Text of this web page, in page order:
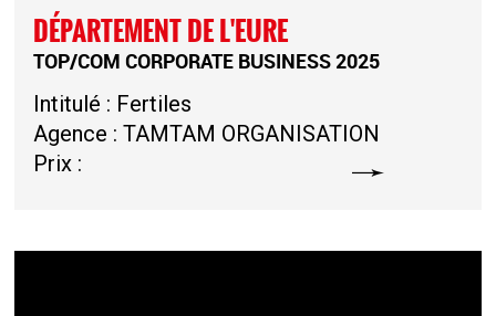
DÉPARTEMENT DE L'EURE
TOP/COM CORPORATE BUSINESS 2025
Intitulé : Fertiles
Agence : TAMTAM ORGANISATION
Prix :